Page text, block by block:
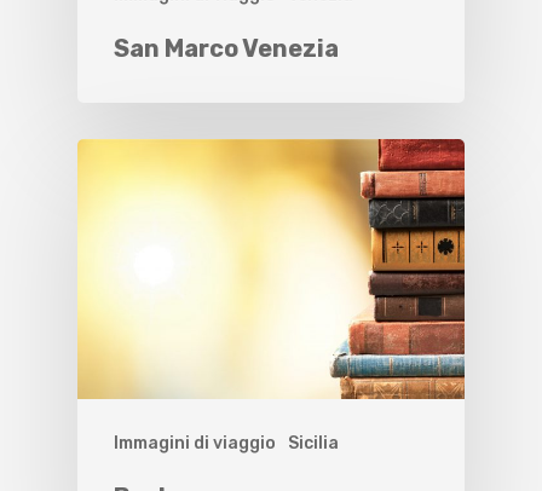
San Marco Venezia
Immagini di viaggio Sicilia